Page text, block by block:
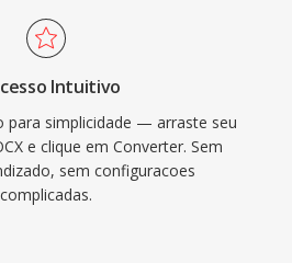
Intuitivo
para simplicidade — arraste seu
e clique em Converter. Sem
sem configuracoes
complicadas.